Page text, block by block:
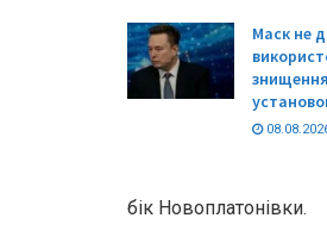
Маск не
бік Новоплатонівки.